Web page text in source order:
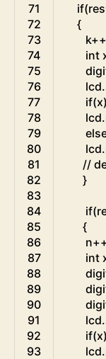
71
72
73
74
75
76
77
78
79
80
81
82
83
84
85
86
87
88
89
90
91
92
93
if(
{
k++
int
lcd.
if(x)
lcd.
lcd.
//
}
if(
{
n
int
lcd.
if(x)
lcd.